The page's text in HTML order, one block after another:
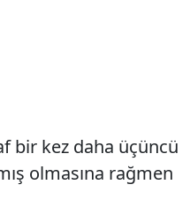
bir kez daha üçüncü
olmasına rağmen